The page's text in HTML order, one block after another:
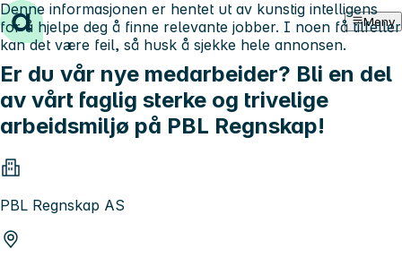
Hopp til innhold Meny
Er du vår nye medarbeider? Bli en del
av vårt faglig sterke og trivelige
arbeidsmiljø på PBL Regnskap!
PBL Regnskap AS
Denne informasjonen er hentet ut av kunstig intelligens
for å hjelpe deg å finne relevante jobber. I noen få tilfeller
kan det være feil, så husk å sjekke hele annonsen.